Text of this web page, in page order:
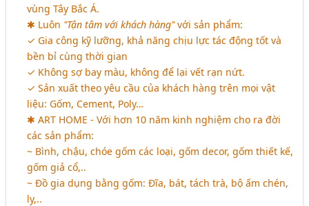
vùng Tây Bắc Á.
✱ Luôn "Tận tâm với khách hàng"với sản phẩm:
✓ Gia công kỹ lưỡng, khả năng chịu lực tác động tốt và
bền bỉ cùng thời gian
✓ Không sợ bay màu, không để lại vết rạn nứt.
✓ Sản xuất theo yêu cầu của khách hàng trên mọi vật
liệu: Gốm, Cement, Poly…
✱ ART HOME - Với hơn 10 năm kinh nghiệm cho ra đời
các sản phẩm:
~ Bình, chậu, chóe gốm các loại, gốm decor, gốm thiết kế,
gốm giả cổ,..
~ Đồ gia dụng bằng gốm: Đĩa, bát, tách trà, bộ ấm chén,
ly,..